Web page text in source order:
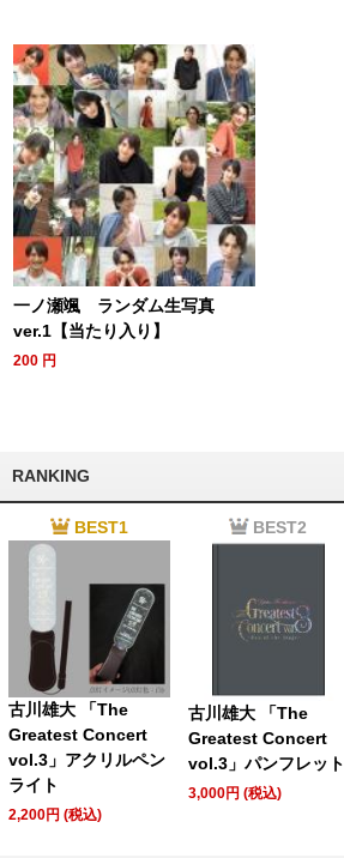
一ノ瀬颯 ランダム生写真
ver.1【当たり入り】
200 円
RANKING
BEST1
古川雄大 「The
Greatest Concert
vol.3」アクリルペン
ライト
2,200円 (税込)
BEST2
古川雄大 「The
Greatest Concert
vol.3」パンフレット
3,000円 (税込)